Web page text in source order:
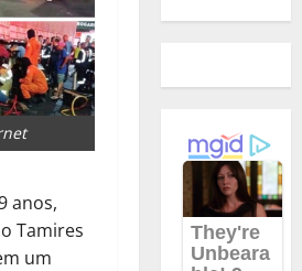
anos,
Tamires
um